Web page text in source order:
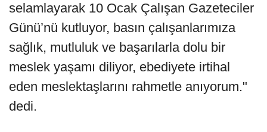
selamlayarak 10 Ocak Çalışan Gazeteciler
Günü’nü kutluyor, basın çalışanlarımıza
sağlık, mutluluk ve başarılarla dolu bir
meslek yaşamı diliyor, ebediyete irtihal
eden meslektaşlarını rahmetle anıyorum."
dedi.